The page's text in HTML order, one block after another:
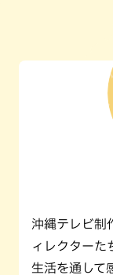
沖縄テレビ制
ィレクターた
生活を通して